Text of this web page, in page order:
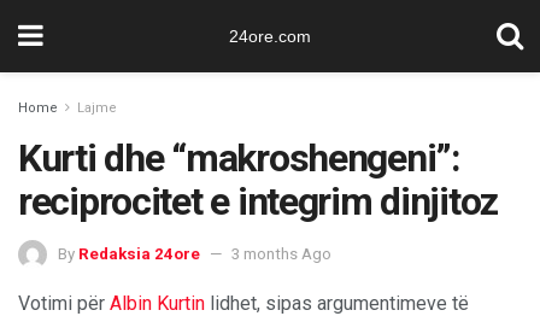
24ore.com
Home Lajme
Kurti dhe “makroshengeni”:
reciprocitet e integrim dinjitoz
By Redaksia 24ore 3 months Ago
Votimi për Albin Kurtin lidhet, sipas argumentimeve të